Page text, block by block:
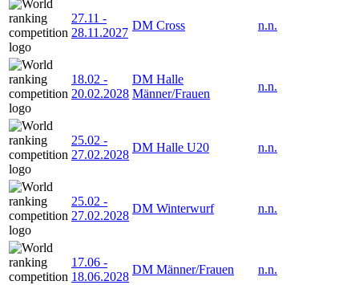
27.11 -
28.11.2027
DM Cross n.n.
18.02 -
20.02.2028
DM Halle
Männer/Frauen
n.n.
25.02 -
27.02.2028
DM Halle U20 n.n.
25.02 -
27.02.2028
DM Winterwurf n.n.
17.06 -
18.06.2028
DM Männer/Frauen n.n.